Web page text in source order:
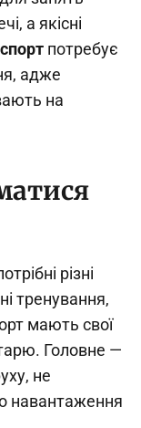
а якісні
потребує
адже
на
різні
тренування,
мають свої
Головне —
не
навантаження